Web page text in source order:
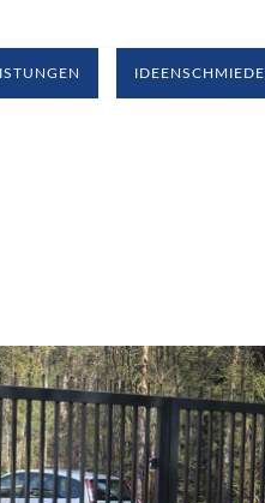
IDEENSCHMIEDE